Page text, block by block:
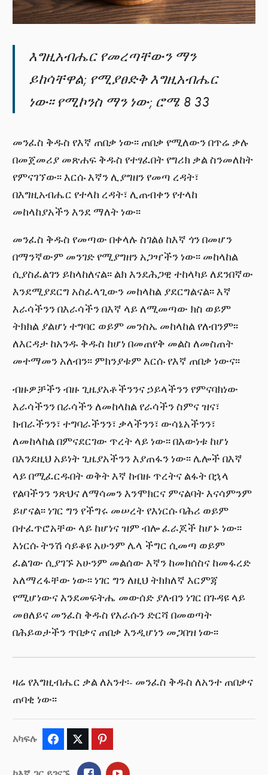
እግዚአብሔር የመረጣቸውን ማን
ይከሳቸዋል; የሚያፀድቅ እግዚአብሔር
ነው፡፡ የሚኮንስ ማን ነው; ሮሜ 8 33
መንፈስ ቅዱስ የእኛ ጠበቃ ነው፡፡ ጠበቃ የሚለውን በጥሬ ቃሉ
በመጀመሪያ መጽሐፍ ቅዱስ የተፃፈበት የግሪክ ቃል ስንመለከት
የምናገኘው፡፡ እርሱ እኛን ሊያግዘን የመጣ ረዳት፣
በእግዚአብሔር የተላከ ረዳት፣ ሊጠብቀን የተላከ
መከላከያአችን እንደ ማለት ነው፡፡
መንፈስ ቅዱስ የመጣው በቀላሉ ስገልፅ ከእኛ ጎን በመሆን
በማንኛውም መንገድ የሚያግዘን አጋዣችን ነው፡፡ መከላከል
ሲያስፈልገን ይከላከለናል፡፡ ልክ እንደሕጋዊ ተከላካይ ለደንበኛው
እንደሚያደርግ አስፈላጊውን መከላከል ያደርግልናል፡፡ እኛ
እራሳችንን በእራሳችን በእኛ ላይ ለሚመጣው ክስ ወይም
ትክክል ያልሆነ ተግባር ወይም መንስኤ መከላከል የለብንም፡፡
ለእርዳታ ከአንዱ ቅዱስ ከሆነ በመጠየቅ መልስ ለመስጠት
መተማመን አለብን፡፡ ምክንያቱም እርሱ የእኛ ጠበቃ ነውና፡፡
ብዙዎቻችን ብዙ ጊዜያአቶችንንና ኃይላችንን የምናባክነው
እራሳችንን በራሳችን ለመከላከል የራሳችን ስምና ዝና፣
ክብራችንን፣ ተግባራችንን፣ ቃላችንን፣ ውሳኔአችንን፣
ለመከላከል በምናደርገው ጥረት ላይ ነው፡፡ በእውነቱ ከሆነ
በእንደዚህ አይነት ጊዜያአችንን እያጠፋን ነው፡፡ ሌሎች በእኛ
ላይ በሚፈርዱበት ወቅት እኛ ከብዙ ጥረትና ልፋት በኋላ
የልባችንን ንጽህና ለማሳመን እንሞክርና ምናልባት እናሳምንም
ይሆናል፡፡ ነገር ግን የችግሩ መሠረት የእነርሱ ባሕሪ ወይም
በተፈጥሮአቸው ላይ ከሆነና ዝም ብሎ ፈራጆች ከሆኑ ነው፡፡
እነርሱ ትንሽ ሳይቆዩ አሁንም ሌላ ችግር ሲመጣ ወይም
ፈልገው ሲያገኙ አሁንም መልሰው እኛን ከመክሰስና ከመፋረድ
አለማረፋቸው ነው፡፡ ነገር ግን ለዚህ ትክክለኛ እርምጃ
የሚሆነውና እንደመፍትሔ መውሰድ ያለብን ነገር በጉዳዩ ላይ
መፀለይና መንፈስ ቅዱስ የእራሱን ድርሻ በመወጣት
በሕይወታችን ጥበቃና ጠበቃ እንዲሆነን መጋበዝ ነው፡፡
ዛሬ የእግዚብሔር ቃል ለአንተ፡- መንፈስ ቅዱስ ለአንተ ጠበቃና
ጠባቂ ነው፡፡
አካፍሉ Facebook Twitter